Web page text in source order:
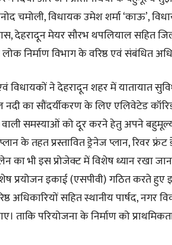
चमोली, विधायक उमेश शर्मा ‘काऊ’,
देहरादून मेयर सौरभ थपलियाल सहित
निर्माण विभाग के वरिष्ठ एवं संबंधित
विधायकों ने देहरादून शहर में यातायात
नदी का सौंदर्यीकरण के लिए एलिवेटेड
समस्याओं को दूर करने हेतु अपने बहुमूल्य
के तहत प्रस्तावित ड्रेनेज प्लान, रिवर
का भी इस प्रोजेक्ट में विशेष ध्यान रखा
प्रयोजन इकाई (एसपीवी) गठित करते हुए
अधिकारियों सहित स्थानीय पार्षद, नगर
ताकि परियोजना के निर्माण को